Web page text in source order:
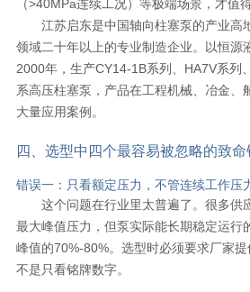
（>40MPa连续工况）等极端场景，才值
江苏启东是中国轴向柱塞泵的产业高
领域二十年以上的专业制造企业。以恒源
2000年，生产CY14-1B系列、HA7V系列
系高压柱塞泵，产品在工程机械、冶金、
大量应用案例。
四、选型中四个最容易被忽略的致命
错误一：只看额定压力，不管连续工作压
这个问题在行业里太普遍了。很多供
最大峰值压力，但泵实际能长期稳定运行
峰值的70%-80%。选型时必须要求厂家
不是只看铭牌数字。